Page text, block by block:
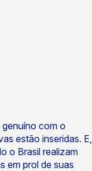
com o
estão inseridas. E,
o Brasil realizam
em prol de suas